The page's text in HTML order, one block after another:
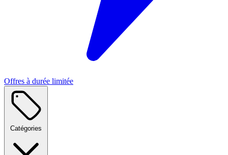
Offres à durée limitée
Catégories